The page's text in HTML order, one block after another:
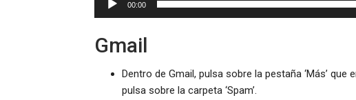
00:00
Gmail
Dentro de Gmail, pulsa sobre la pestaña ‘Más’
pulsa sobre la carpeta ‘Spam’.